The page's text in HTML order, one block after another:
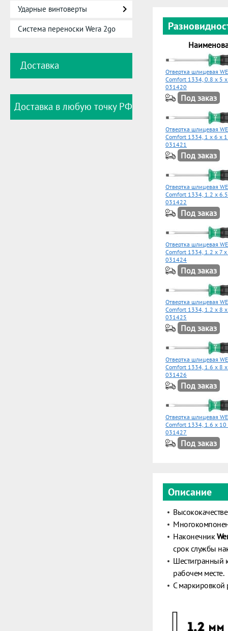
Ударные винтоверты
Система переноски Wera 2go
Доставка
Доставка в любую точку РФ
Отвертка шлицевая
Comfort 1334, 0.8 x 5
031420
Под заказ
Отвертка шлицевая
Comfort 1334, 1 x 6 x
031421
Под заказ
Отвертка шлицевая
Comfort 1334, 1.2 x
031422
Под заказ
Отвертка шлицевая
Comfort 1334, 1.2 x 7
031424
Под заказ
Отвертка шлицевая
Comfort 1334, 1.2 x 8
031425
Под заказ
Отвертка шлицевая
Comfort 1334, 1.6 x 8
031426
Под заказ
Отвертка шлицевая
Comfort 1334, 1.6 x
031427
Под заказ
Описание
Наконечник
срок службы
Шестигранный
рабочем месте.
С маркировкой